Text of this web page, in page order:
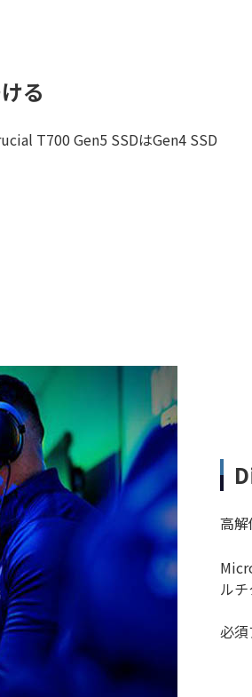
る
T700 Gen5 SSDはGen4 SSD
高
ル
必